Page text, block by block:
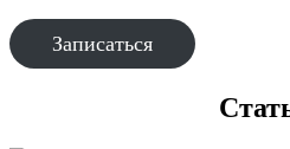
Записаться